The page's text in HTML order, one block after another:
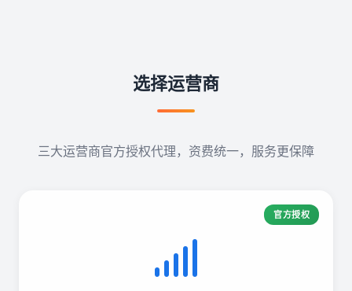
选择运营商
三大运营商官方授权代理，资费统一，服务更保障
官方授权